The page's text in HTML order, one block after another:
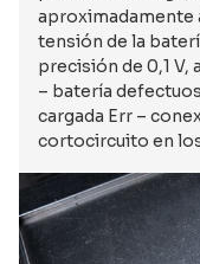
aproximadamente
tensión de la
precisión de 0,1
– batería
cargada Err –
cortocircuito en